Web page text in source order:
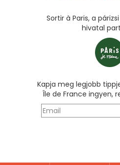
Sortir à Paris, a
hivatal
Kapja meg legjobb
Île de France ingyen,